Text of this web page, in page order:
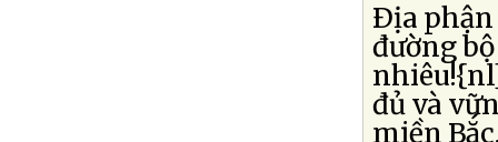
Ðịa
đường
đủ và
miền